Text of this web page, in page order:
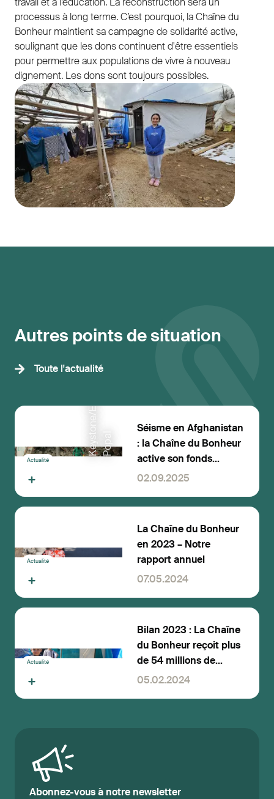
processus à long terme. C’est pourquoi, la Chaîne du
Bonheur maintient sa campagne de solidarité active,
soulignant que les dons continuent d'être essentiels
pour permettre aux populations de vivre à nouveau
dignement. Les dons sont toujours possibles.
Autres points de situation
Toute l'actualité
K
e
y
st
o
n
e
/
E
P
A
/
S
a
m
i
u
l
l
a
h
P
o
p
al
Actualité
Séisme en Afghanistan
: la Chaîne du Bonheur
active son fonds
d’urgence
02.09.2025
Actualité
La Chaîne du Bonheur
en 2023 – Notre
rapport annuel
07.05.2024
Actualité
Bilan 2023 : La Chaîne
du Bonheur reçoit plus
de 54 millions de
francs pour aider les
05.02.2024
Abonnez-vous à notre newsletter